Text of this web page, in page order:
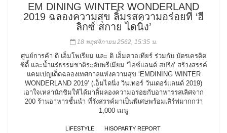
EM DINING WINTER WONDERLAND
2019 ฉลองความสุข ลิ้มรสความอร่อยที่ ‘ฮี
ลิกซ์ สกาย ไดนิ่ง’
18 พฤศจิกายน 2562, 15:35 น.
ศูนย์การค้า ดิ เอ็มโพเรียม และ ดิ เอ็มควอเทียร์ ร่วมกับ บัตรเครดิต
ซิตี้ และน้ำแร่ธรรมชาติระดับพรีเมียม ‘ไอซ์แลนด์ สปริง’ สร้างสรรค์
แคมเปญเด็ดฉลองเทศกาลแห่งความสุข ‘EMDINING WINTER
WONDERLAND 2019’ (เอ็มไดนิ่ง วินเทอร์ วันเดอร์แลนด์ 2019)
เอาใจเหล่านักชิมให้ได้มาลิ้มลองความอร่อยกับอาหารรสเลิศจาก
200 ร้านอาหารชั้นนำ ที่รังสรรค์มาเป็นพิเศษพร้อมเสิร์ฟมากกว่า
1,000 เมนู
LIFESTYLE HISOPARTY REPORT